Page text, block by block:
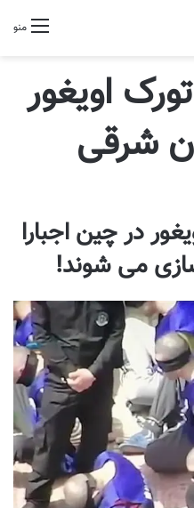
منو
اویغور
شرقی
در چین اجبارا
می شوند!